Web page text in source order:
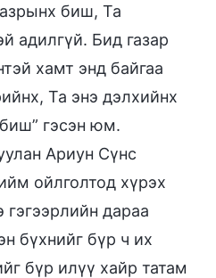
биш, Та
адилгүй. Бид газар
хамт энд байгаа
Та энэ дэлхийнх
гэсэн юм.
Ариун Сүнс
ойлголтод хүрэх
дараа
бүхнийг бүр ч их
бүр илүү хайр татам